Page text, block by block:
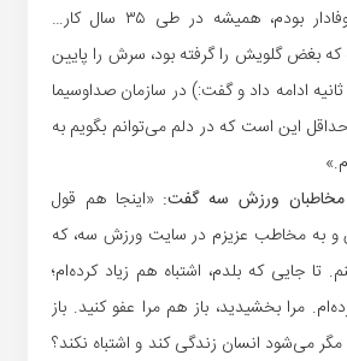
همیشه به سازمانم وفادار بودم، همیشه در طی ۳۵ سال کار…
که بغض گلویش را گرفته بود، سرش را پایین
ادامه داد و گفت:) در سازمان صداوسیما
حداقل این است که در دلم می‌توانم بگویم به
ورزش سه گفت: «اینجا هم قول
و به مخاطب عزیزم در سایت ورزش سه، که
تا جایی که بلدم، اشتباه هم زیاد کرده‌ام؛
مرا بخشیدید، باز هم مرا عفو کنید. باز
مگر می‌شود انسان زندگی کند و اشتباه نکند؟